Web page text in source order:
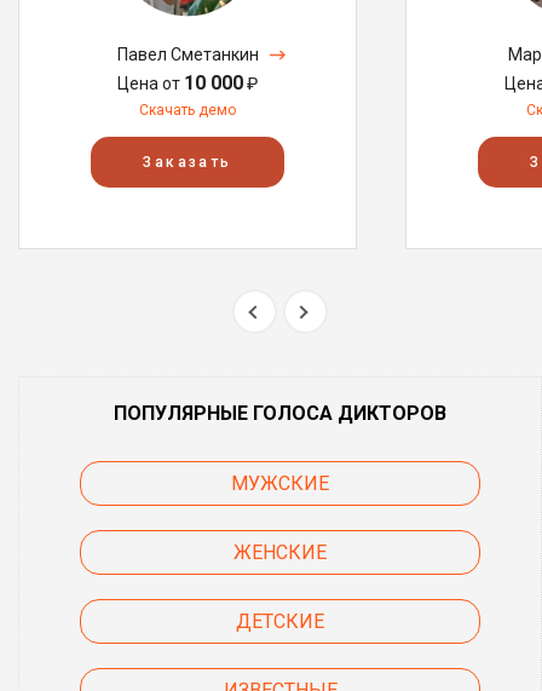
Павел Сметанкин
Цена от 10 000₽
Скачать демо
Заказать
ПОПУЛЯРНЫЕ ГОЛОСА ДИКТОРОВ
МУЖСКИЕ
ЖЕНСКИЕ
ДЕТСКИЕ